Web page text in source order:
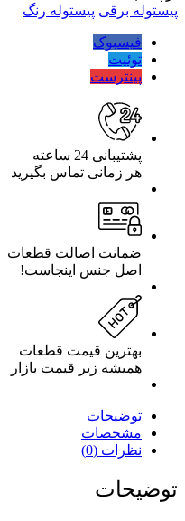
1000
وات
کربن
پمپ
سرخود
CARBON
تعداد
پیستوله برقی پیستوله رنگ
فیسبوک
توئیت
پینترست
پشتیبانی 24 ساعته
هر زمانی تماس بگیرید
ضمانت اصالت قطعات
اصل جنس اینجاست!
بهترین قیمت قطعات
همیشه زیر قیمت بازار
توضیحات
مشخصات
نظرات (0)
توضیحات